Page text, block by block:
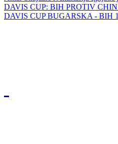
DAVIS CUP: BIH PROTIV
DAVIS CUP BUGARSKA - BIH